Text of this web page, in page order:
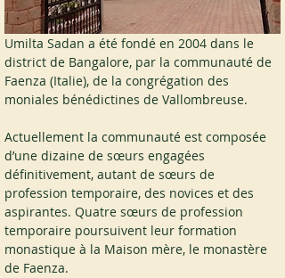
Umilta Sadan a été fondé en 2004 dans le
district de Bangalore, par la communauté de
Faenza (Italie), de la congrégation des
moniales bénédictines de Vallombreuse.
Actuellement la communauté est composée
d’une dizaine de sœurs engagées
définitivement, autant de sœurs de
profession temporaire, des novices et des
aspirantes. Quatre sœurs de profession
temporaire poursuivent leur formation
monastique à la Maison mère, le monastère
de Faenza.